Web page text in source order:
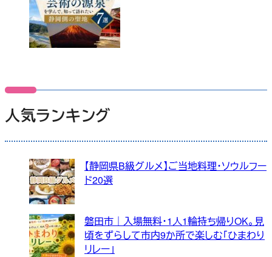
人気ランキング
【静岡県B級グルメ】ご当地料理・ソウルフー
ド20選
磐田市｜入場無料・1人1輪持ち帰りOK。見
頃をずらして市内9か所で楽しむ「ひまわり
リレー」